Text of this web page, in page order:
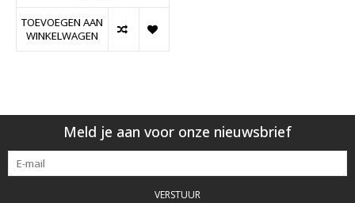
TOEVOEGEN AAN
WINKELWAGEN
Meld je aan voor onze nieuwsbrief
VERSTUUR